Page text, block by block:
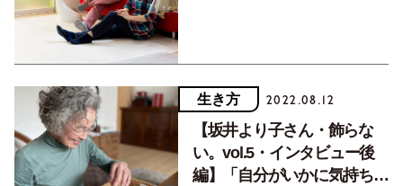
生き方 2022.08.12
【坂井より子さん・飾らな
い。vol.5・インタビュー後
編】「自分がいかに気持ちよ